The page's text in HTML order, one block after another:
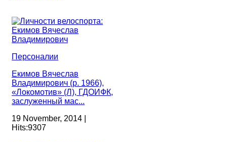
Персоналии
Екимов Вячеслав
Владимирович (р. 1966),
«Локомотив» (Л), ГДОИФК,
заслуженный мас...
19 November, 2014 |
Hits:9307